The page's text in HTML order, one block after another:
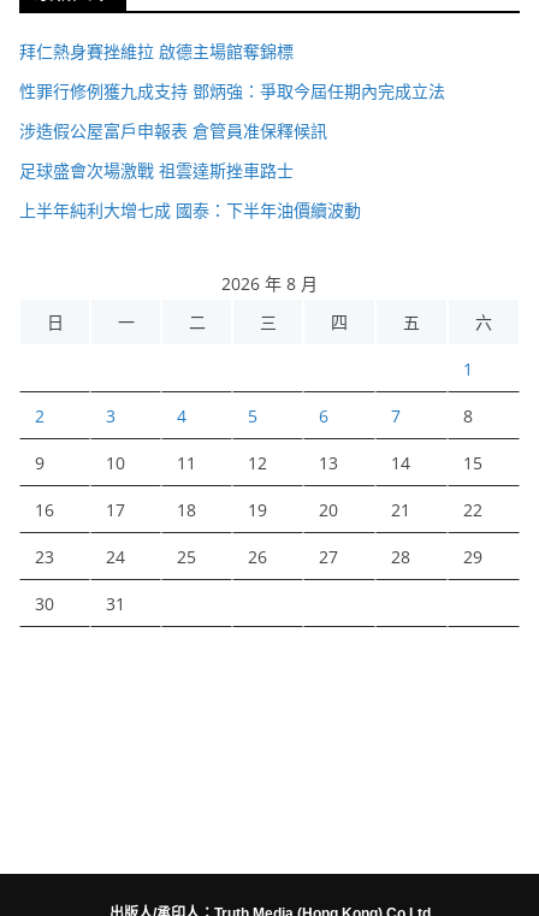
拜仁熱身賽挫維拉 啟德主場館奪錦標
性罪行修例獲九成支持 鄧炳強：爭取今屆任期內完成立法
涉造假公屋富戶申報表 倉管員准保釋候訊
足球盛會次場激戰 祖雲達斯挫車路士
上半年純利大增七成 國泰：下半年油價續波動
2026 年 8 月
日
一 二 三 四 五 六
1
2 3 4 5 6 7 8
9 10 11 12 13 14 15
16 17 18 19 20 21 22
23 24 25 26 27 28 29
30 31